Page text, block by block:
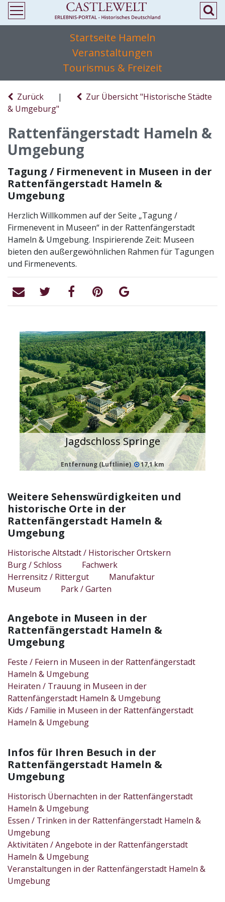
Startseite Hameln
Veranstaltungen
Tourismus & Freizeit
Zurück |
Zur Übersicht "Historische Städte
& Umgeburg"
Rattenfängerstadt Hameln &
Umgebung
Tagung / Firmenevent in Museen in der
Rattenfängerstadt Hameln &
Umgebung
Herzlich Willkommen auf der Seite „Tagung /
Firmenevent in Museen“ in der Rattenfängerstadt
Hameln & Umgebung. Inspirierende Zeit: Museen
bieten den außergewöhnlichen Rahmen für Tagungen
und Firmenevents.
Jagdschloss Springe
Entfernung (Luftlinie) 17,1 km
Weitere Sehenswürdigkeiten und
historische Orte in der
Rattenfängerstadt Hameln &
Umgebung
Historische Altstadt / Historischer Ortskern
Burg / Schloss
Fachwerk
Herrensitz / Rittergut
Manufaktur
Museum
Park / Garten
Angebote in Museen in der
Rattenfängerstadt Hameln &
Umgebung
Feste / Feiern in Museen in der Rattenfängerstadt
Hameln & Umgebung
Heiraten / Trauung in Museen in der
Rattenfängerstadt Hameln & Umgebung
Kids / Familie in Museen in der Rattenfängerstadt
Hameln & Umgebung
Infos für Ihren Besuch in der
Rattenfängerstadt Hameln &
Umgebung
Historisch Übernachten in der Rattenfängerstadt
Hameln & Umgebung
Essen / Trinken in der Rattenfängerstadt Hameln &
Umgebung
Aktivitäten / Angebote in der Rattenfängerstadt
Hameln & Umgebung
Veranstaltungen in der Rattenfängerstadt Hameln &
Umgebung